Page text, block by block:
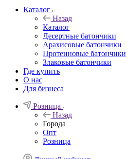
Каталог
Назад
Каталог
Десертные батончики
Арахисовые батончики
Протеиновые батончики
Злаковые батончики
Где купить
О нас
Для бизнеса
Розница
Назад
Города
Опт
Розница